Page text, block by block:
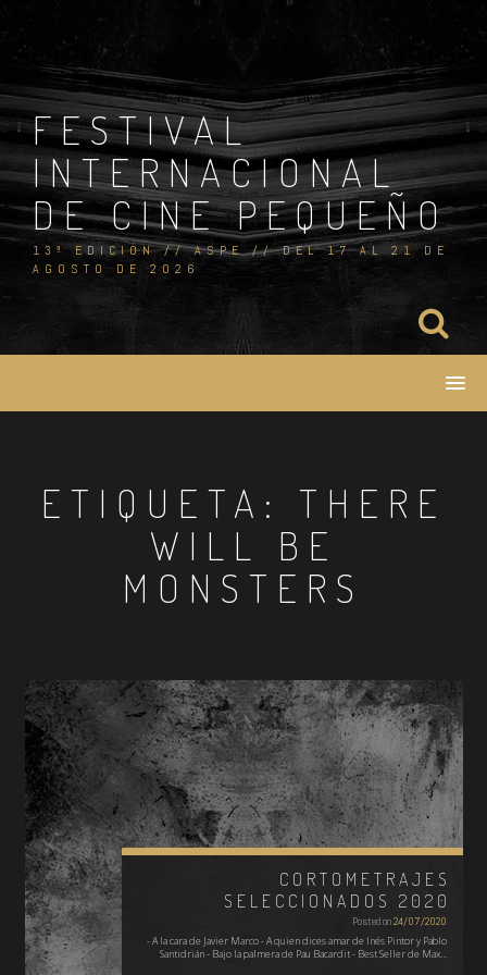
Skip
content
FESTIVAL
INTERNACIONAL
DE CINE PEQUEÑO
13ª EDICIÓN // ASPE // DEL 17 AL 21 DE
AGOSTO DE 2026
ETIQUETA: THERE
WILL BE
MONSTERS
CORTOMETRAJES
SELECCIONADOS 2020
Posted on24/07/2020
- A la cara de Javier Marco - A quien dices amar de Inés Pintor y Pablo
Santidrián - Bajo la palmera de Pau Bacardit - Best Seller de Max…